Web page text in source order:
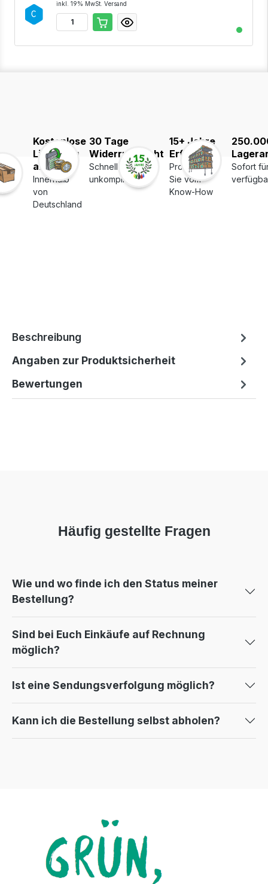
inkl. 19% MwSt. Versand
Kostenlose
Lieferung
ab 39€
Innerhalb
von
Deutschland
30 Tage
Widerrufsrecht
Schnell und
unkompliziert
15+ Jahre
Erfahrung
Profitieren
Sie vom
Know-How
Sofort
Beschreibung
Angaben zur Produktsicherheit
Bewertungen
Häufig gestellte Fragen
Wie und wo finde ich den Status meiner
Bestellung?
Sind bei Euch Einkäufe auf Rechnung
möglich?
Ist eine Sendungsverfolgung möglich?
Kann ich die Bestellung selbst abholen?